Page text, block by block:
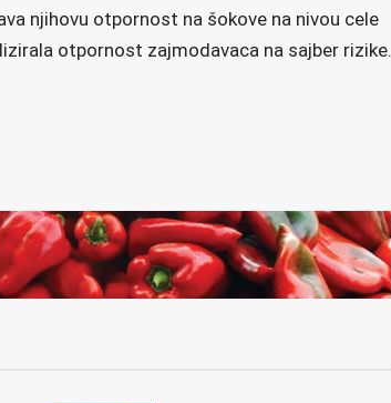
njihovu otpornost na šokove na nivou cele
otpornost zajmodavaca na sajber rizike.